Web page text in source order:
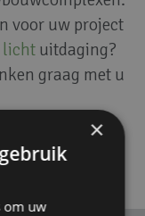
voor uw project
licht uitdaging?
graag met u
×
om uw